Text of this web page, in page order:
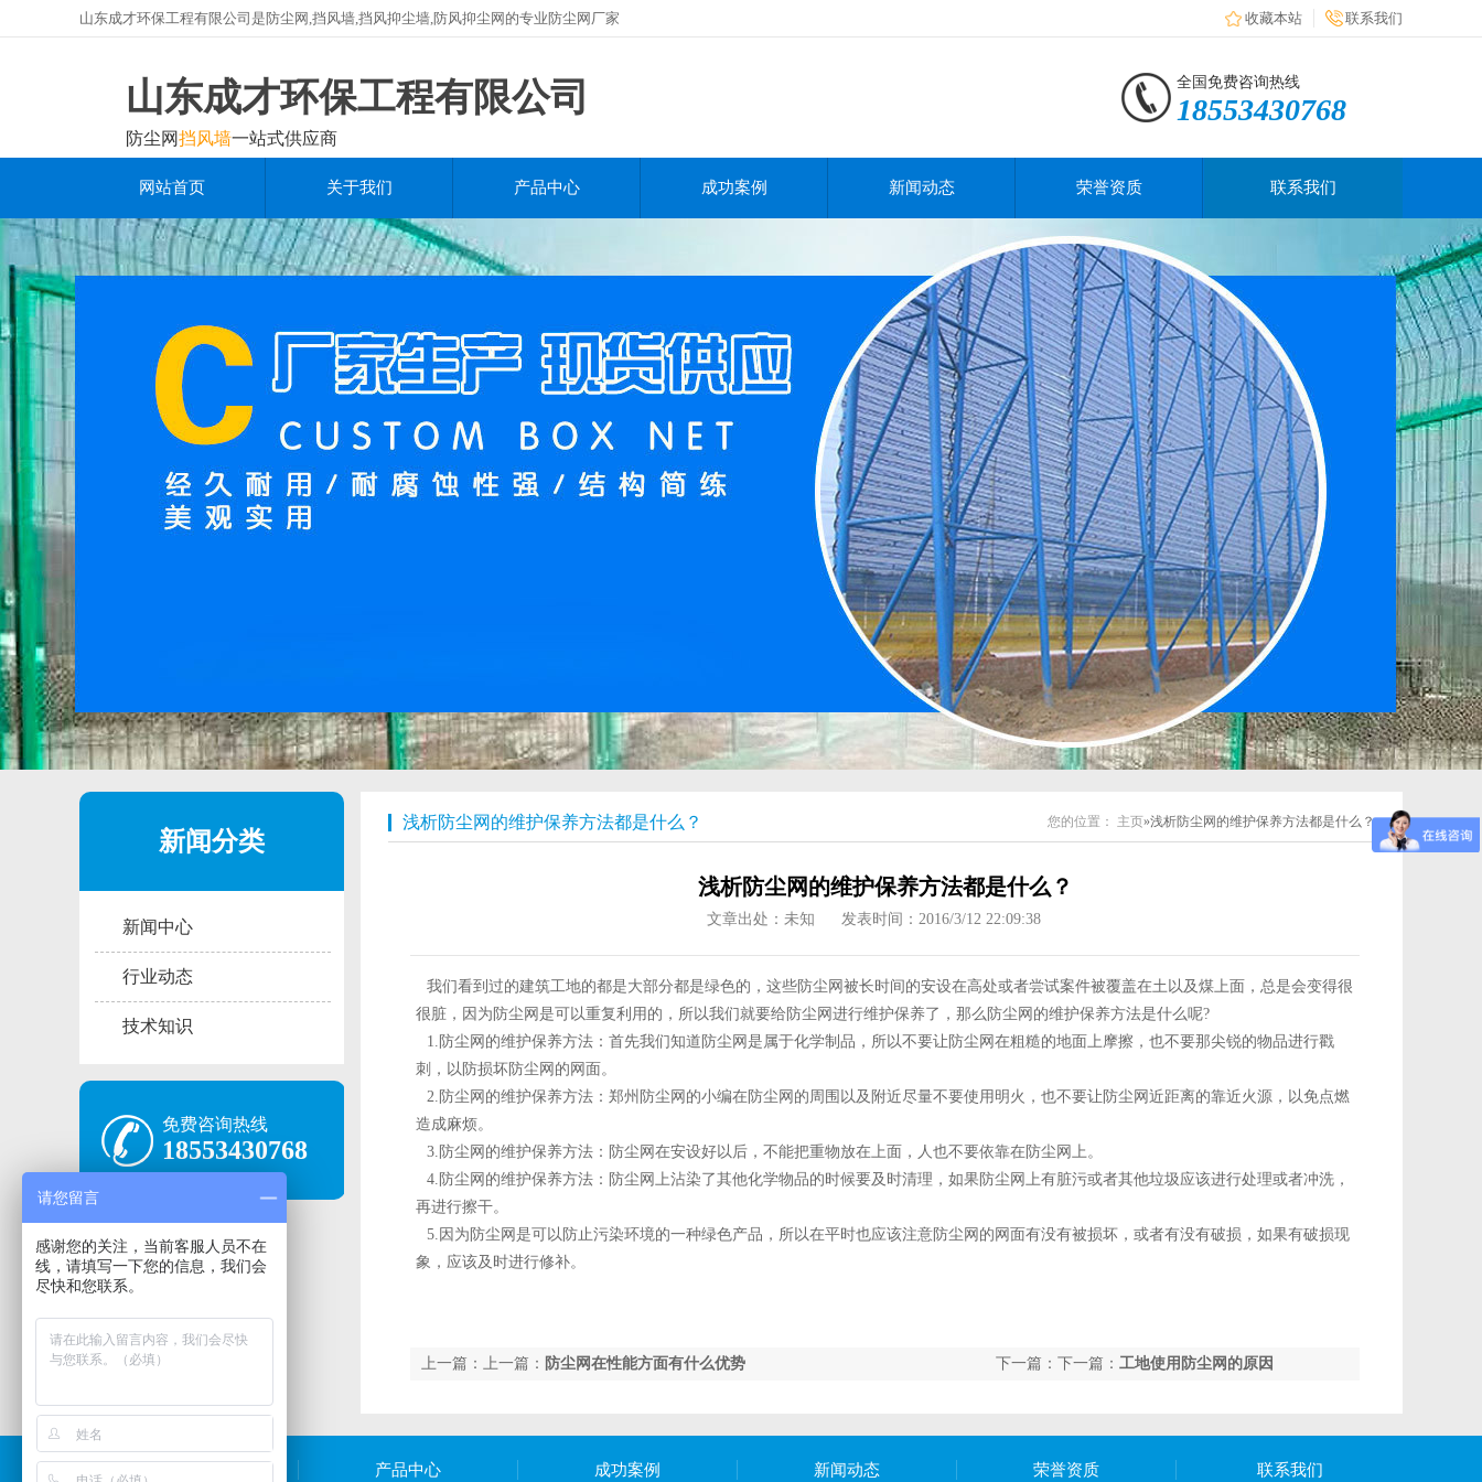
山东成才环保工程有限公司是防尘网,挡风墙,挡风抑尘墙,防风抑尘网的专业防尘网厂家 收藏本站 联系我们
山东成才环保工程有限公司
防尘网挡风墙一站式供应商
全国免费咨询热线
18553430768
网站首页 关于我们 产品中心 成功案例 新闻动态 荣誉资质 联系我们
新闻分类
新闻中心
行业动态
技术知识
免费咨询热线
18553430768
浅析防尘网的维护保养方法都是什么？ 您的位置： 主页»浅析防尘网的维护保养方法都是什么？
浅析防尘网的维护保养方法都是什么？
文章出处：未知 发表时间：2016/3/12 22:09:38
我们看到过的建筑工地的都是大部分都是绿色的，这些防尘网被长时间的安设在高处或者尝试案件被覆盖在土以及煤上面，总是会变得很
很脏，因为防尘网是可以重复利用的，所以我们就要给防尘网进行维护保养了，那么防尘网的维护保养方法是什么呢?
1.防尘网的维护保养方法：首先我们知道防尘网是属于化学制品，所以不要让防尘网在粗糙的地面上摩擦，也不要那尖锐的物品进行戳
刺，以防损坏防尘网的网面。
2.防尘网的维护保养方法：郑州防尘网的小编在防尘网的周围以及附近尽量不要使用明火，也不要让防尘网近距离的靠近火源，以免点燃
造成麻烦。
3.防尘网的维护保养方法：防尘网在安设好以后，不能把重物放在上面，人也不要依靠在防尘网上。
4.防尘网的维护保养方法：防尘网上沾染了其他化学物品的时候要及时清理，如果防尘网上有脏污或者其他垃圾应该进行处理或者冲洗，
再进行擦干。
5.因为防尘网是可以防止污染环境的一种绿色产品，所以在平时也应该注意防尘网的网面有没有被损坏，或者有没有破损，如果有破损现
象，应该及时进行修补。
下一篇：下一篇： 工地使用防尘网的原因
上一篇：上一篇： 防尘网在性能方面有什么优势
产品中心 成功案例 新闻动态 荣誉资质 联系我们
请您留言
感谢您的关注，当前客服人员不在
线，请填写一下您的信息，我们会
尽快和您联系。